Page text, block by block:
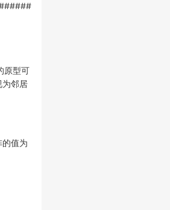
原型可
为邻居
值为